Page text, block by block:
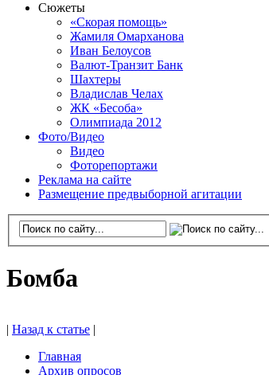
Сюжеты
«Скорая помощь»
Жамиля Омарханова
Иван Белоусов
Валют-Транзит Банк
Шахтеры
Владислав Челах
ЖК «Бесоба»
Олимпиада 2012
Фото/Видео
Видео
Фоторепортажи
Реклама на сайте
Размещение предвыборной агитации
Бомба
Назад к статье
Главная
Архив опросов